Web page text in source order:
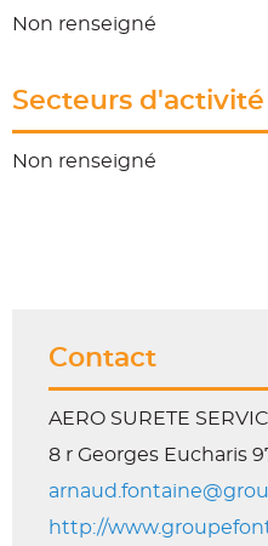
Non renseigné
Secteurs d'activité
Non renseigné
Contact
AERO SURETE
8 r Georges Eucharis
http://